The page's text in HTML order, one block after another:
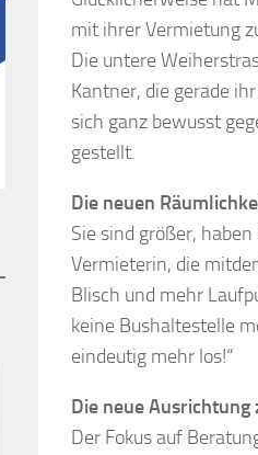
mit ihrer Vermietung
Die untere
Kantner, die gerade
sich ganz bewusst
gestellt.
Die neuen
Sie sind größer,
Vermieterin, die
Blisch und mehr
keine Bushaltestelle
eindeutig mehr los!“
Die neue Ausrichtung
Der Fokus auf